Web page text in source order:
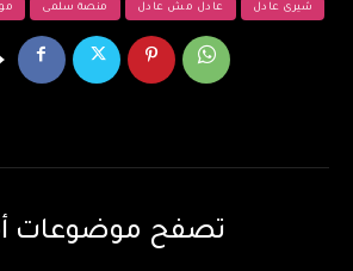
شيرى عادل عادل مش عادل منصة سلمى
تصفح موضوعات